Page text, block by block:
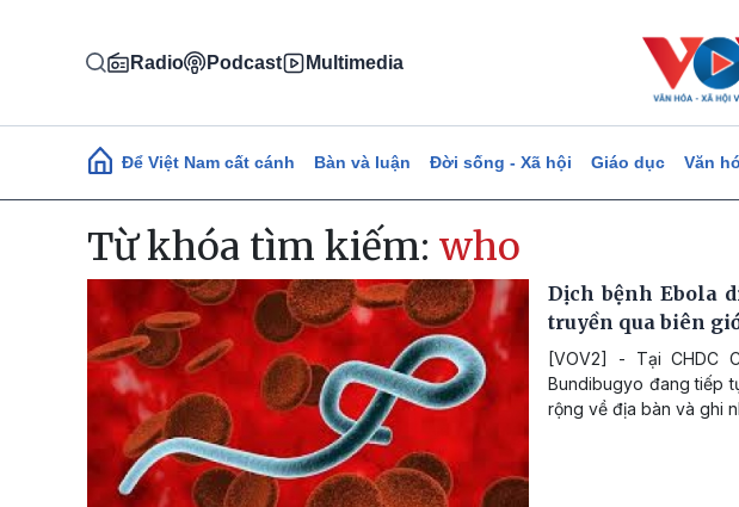
Radio Podcast Multimedia
Main navigation
Để Việt Nam cất cánh Bàn và luận Đời sống - Xã hội Giáo dục Văn
Từ khóa tìm kiếm: who
Dịch bệnh Ebola
truyền qua biên
[VOV2] - Tại CHDC
Bundibugyo đang tiếp
rộng về địa bàn và ghi